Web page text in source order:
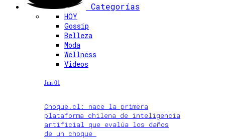
Categorías
HOY
Gossip
Belleza
Moda
Wellness
Videos
Jun 01
Choque.cl: nace la primera
plataforma chilena de inteligencia
artificial que evalúa los daños
de un choque